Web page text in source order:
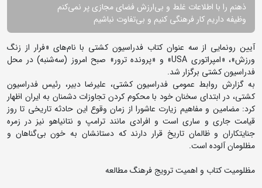
ذهنم را با اطلاعات غلط و بی‌ارزش فضای مجازی پر نمی‌کنم
وظیفه داریم کار فرهنگی کنیم و بی‌تفاوت نباشیم
آیین رونمایی از سه عنوان کتاب فدراسیون کشتی با نام‌های «فرار از زنگ
ورزش»، «امپراتوری USA» و «پرونده ترور» صبح امروز (سه‌شنبه) در محل
فدراسیون کشتی برگزار شد.
به گزارش روابط عمومی فدراسیون کشتی، علیرضا دبیر، رئیس فدراسیون
کشتی، در ابتدای سخنان خود با محکوم کردن تجاوزات دشمنان به ایران اظهار
کرد: مضامین و مفاهیم زیارت عاشورا از زمان وقوع این حادثه تاریخی تا روز
قیامت جاری و ساری است و افرادی مانند ترامپ و نتانیاهو نیز در زمره
جنایتکاران و ظالمان تاریخ قرار دارند که دستانشان به خون بی‌گناهان و
مظلومان آلوده است.
مظلومیت کتاب و اهمیت ترویج فرهنگ مطالعه